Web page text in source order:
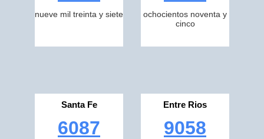
nueve mil treinta y siete
ochocientos noventa y
cinco
Santa Fe
6087
Entre Rios
9058